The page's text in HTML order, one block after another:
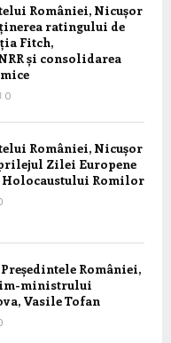
României, Nicușor
ratingului de
Fitch,
și consolidarea
0
României, Nicușor
Zilei Europene
Holocaustului Romilor
României,
ministrului
Vasile Tofan